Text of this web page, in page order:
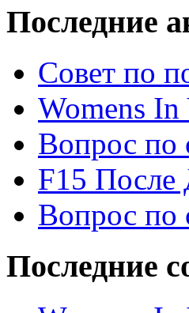
Последние
Cовет по
Womens
Вопрос по
F15 После
Вопрос по
Последние